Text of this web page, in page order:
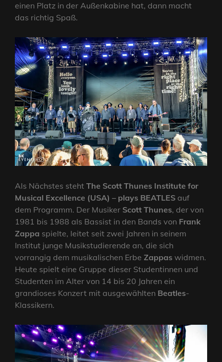
einen Platz in der Außenkabine hat, dann macht
das richtig Spaß.
Als Nächstes steht The Scott Thunes Institute for
Musical Excellence (USA) – plays BEATLES auf
dem Programm. Der Musiker Scott Thunes, der von
1981 bis 1988 als Bassist in den Bands von Frank
Zappa spielte, leitet seit zwei Jahren in seinem
Institut junge Musikstudierende an, die sich
vorrangig dem musikalischen Erbe Zappas widmen.
Heute spielt eine Gruppe dieser Studentinnen und
Studenten im Alter von 14 bis 20 Jahren ein
grandioses Konzert mit ausgewählten Beatles-
Klassikern.